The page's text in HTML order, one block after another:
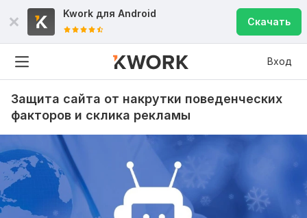
Kwork для Android
Скачать
Вход
Защита сайта от накрутки поведенческих
факторов и склика рекламы